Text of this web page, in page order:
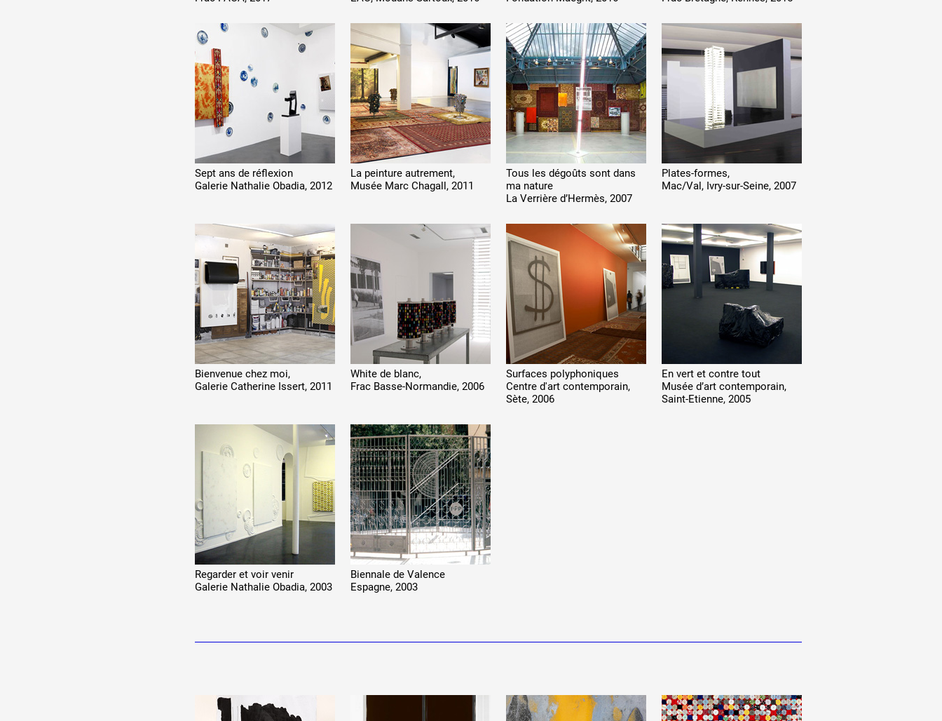
Production vidéo
1% œuvres dans l'espace public
Réseau documents d'artistes
Sept ans de réflexion
Galerie Nathalie Obadia, 2012
La peinture autrement,
Musée Marc Chagall, 2011
Tous les dégoûts sont dans
ma nature
La Verrière d’Hermès, 2007
Plates-formes,
Mac/Val, Ivry-sur-Seine, 2007
Bienvenue chez moi,
Galerie Catherine Issert, 2011
White de blanc,
Frac Basse-Normandie, 2006
Surfaces polyphoniques
Centre d'art contemporain,
Sète, 2006
En vert et contre tout
Musée d’art contemporain,
Saint-Etienne, 2005
Regarder et voir venir
Galerie Nathalie Obadia, 2003
Biennale de Valence
Espagne, 2003